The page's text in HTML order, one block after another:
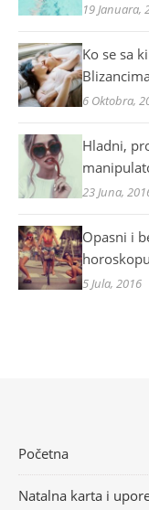
19 Januara,
Ko se sa
6 Oktobra,
Hladni,
23 Juna,
Opasni i
horoskopu
5 Jula, 2016
Početna
Natalna karta i